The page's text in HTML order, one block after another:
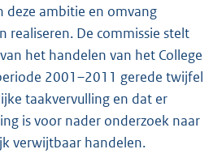
deze ambitie en omvang
realiseren. De commissie stelt
het handelen van het College
2001–2011 gerede twijfel
taakvervulling en dat er
is voor nader onderzoek naar
verwijtbaar handelen.